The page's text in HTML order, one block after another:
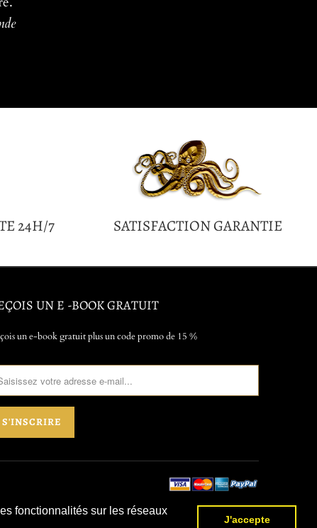
fonctionnalités sur les réseaux
J'accepte
24H/7 SATISFACTION GARANTIE
UN E -BOOK GRATUIT
un e-book gratuit plus un code promo de 15 %